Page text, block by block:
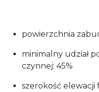
powierzchnia
minimalny udział
czynnej: 45%
szerokość elewacji